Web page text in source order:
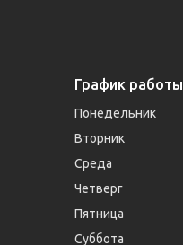
График работы
Понедельник
Вторник
Среда
Четверг
Пятница
Суббота